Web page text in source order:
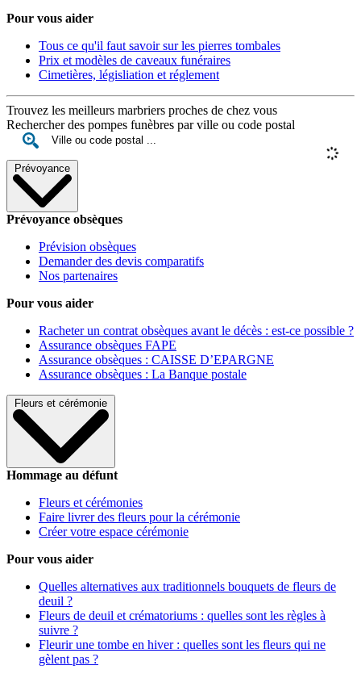
Pour vous aider
Tous ce qu'il faut savoir sur les pierres tombales
Prix et modèles de caveaux funéraires
Cimetières, législiation et réglement
Trouvez les meilleurs marbriers proches de chez vous
Rechercher des pompes funèbres par ville ou code postal
Prévoyance
Prévoyance obsèques
Prévision obsèques
Demander des devis comparatifs
Nos partenaires
Pour vous aider
Racheter un contrat obsèques avant le décès : est-ce possible ?
Assurance obsèques FAPE
Assurance obsèques : CAISSE D’EPARGNE
Assurance obsèques : La Banque postale
Fleurs et cérémonie
Hommage au défunt
Fleurs et cérémonies
Faire livrer des fleurs pour la cérémonie
Créer votre espace cérémonie
Pour vous aider
Quelles alternatives aux traditionnels bouquets de fleurs de
deuil ?
Fleurs de deuil et crématoriums : quelles sont les règles à
suivre ?
Fleurir une tombe en hiver : quelles sont les fleurs qui ne
gèlent pas ?